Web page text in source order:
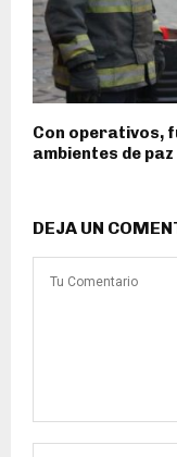
Con operativos,
ambientes de
DEJA UN